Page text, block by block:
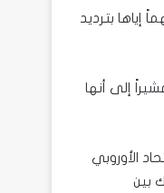
إياها بترديد
إلى أنها
الأوروبي
بين